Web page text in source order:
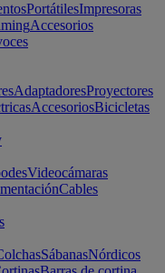
PortátilesImpresoras
Accesorios
AdaptadoresProyectores
AccesoriosBicicletas
Videocámaras
Cables
SábanasNórdicos